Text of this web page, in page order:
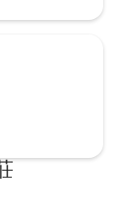
Always available